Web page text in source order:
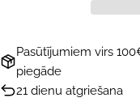
Pasūtījumiem virs
piegāde
21 dienu atgriešana